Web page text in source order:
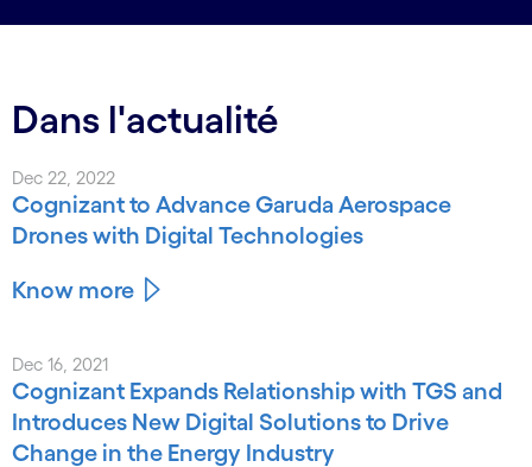
Dans l'actualité
Dec 22, 2022
Cognizant to Advance Garuda Aerospace
Drones with Digital Technologies
Know more
Dec 16, 2021
Cognizant Expands Relationship with TGS and
Introduces New Digital Solutions to Drive
Change in the Energy Industry